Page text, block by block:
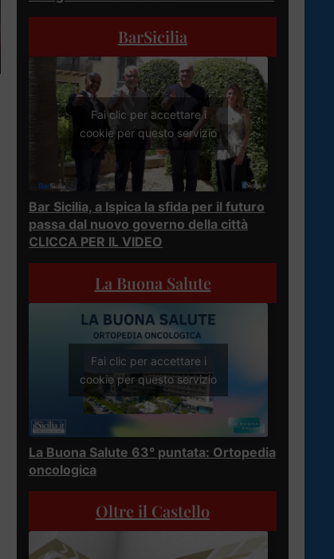
BarSicilia
Fai clic per accettare i
cookie per questo servizio
Bar Sicilia, a Ispica la sfida per il futuro
passa dal nuovo governo della città
CLICCA PER IL VIDEO
La Buona Salute
Fai clic per accettare i
cookie per questo servizio
La Buona Salute 63° puntata: Ortopedia
oncologica
Oltre il Castello